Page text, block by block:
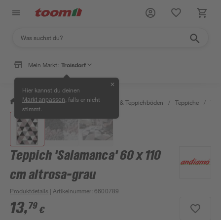
Mein Markt: Troisdorf
Hier kannst du deinen
Markt anpassen , falls er nicht
stimmt.
✕
/ Wohnen & Haushalt / Teppiche & Teppichböden / Teppiche /
Teppich 'Salamanca' 60 x 110
cm altrosa-grau
Produktdetails | Artikelnummer:6600789
13,79 €